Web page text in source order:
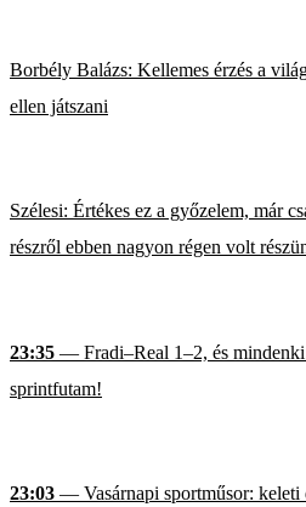
Borbély Balázs: Kellemes érzés a
ellen játszani
Szélesi: Értékes ez a győzelem, már
részről ebben nagyon régen volt
23:35 — Fradi–Real 1–2, és
sprintfutam!
23:03 — Vasárnapi sportműsor: keleti